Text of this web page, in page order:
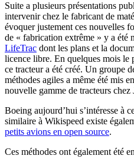
Suite a plusieurs présentations
intervenir chez le fabricant de
évoquer justement ces nouvelles
de « fabrication extrême » y a été
LifeTrac dont les plans et la
licence libre. En quelques mois
ce tracteur a été créé. Un groupe
méthodes agiles a même été mis
nouvelle gamme de tracteurs
Boeing aujourd’hui s’intéresse à
similaire à Wikispeed existe
petits avions en open source.
Ces méthodes ont également été